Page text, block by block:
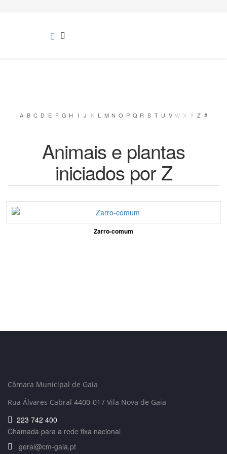
A B C D E F G H I J K L M N O P Q R S T U V W X Y Z #
Animais e plantas
iniciados por Z
Zarro-comum
Câmara Municipal de Gaia
Rua Álvares Cabral 4400-017 Vila Nova de Gaia
223 742 400
Chamada para a rede fixa nacional
geral@cm-gaia.pt